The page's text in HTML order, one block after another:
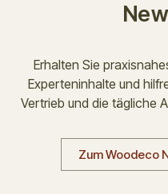
Erhalten Sie
Experteninhalte und
Vertrieb und die tägliche
Zum Woodeco